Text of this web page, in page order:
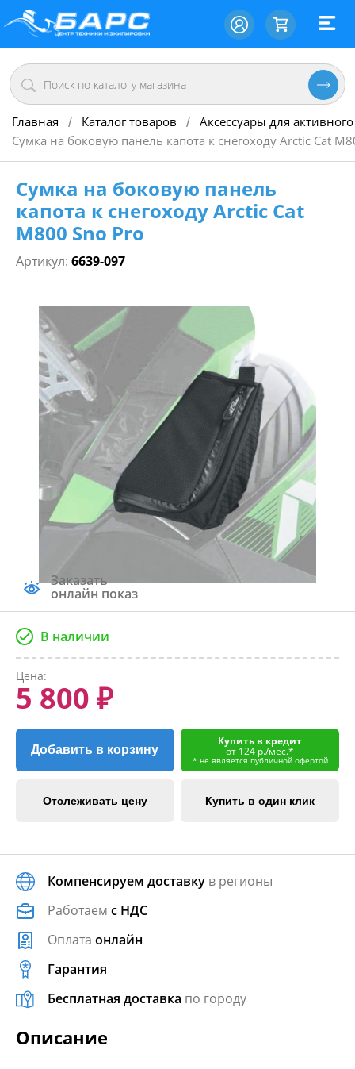
Главная / Каталог товаров / Аксессуары для
Сумка на боковую панель капота к снегоходу Arctic Cat
Сумка на боковую панель
капота к снегоходу Arctic Cat
M800 Sno Pro
Артикул: 6639-097
Заказать
онлайн показ
В наличии
Цена:
5 800 ₽
Добавить в корзину
Купить в кредит
от 124 р./мес.*
* не является публичной офертой
Отслеживать цену Купить в один клик
Компенсируем доставку в регионы
Работаем с НДС
Оплата онлайн
Гарантия
Бесплатная доставка по городу
Описание